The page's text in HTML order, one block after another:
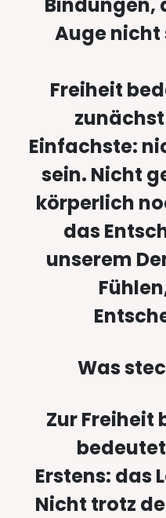
Auge
Freiheit
Einfachste:
sein. Nicht
körperlich
das
unserem
Was
Zur Freiheit
Erstens: das
Nicht trotz